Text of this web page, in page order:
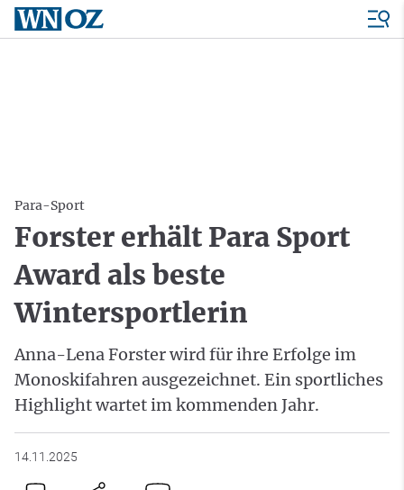
Para-Sport
Forster erhält Para Sport
Award als beste
Wintersportlerin
Anna-Lena Forster wird für ihre Erfolge im
Monoskifahren ausgezeichnet. Ein sportliches
Highlight wartet im kommenden Jahr.
14.11.2025